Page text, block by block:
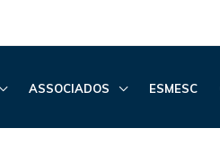
ASSOCIADOS ESMESC